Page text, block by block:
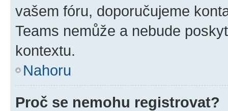
vašem fóru, doporučujeme
Teams nemůže a nebude
kontextu.
Nahoru
Proč se nemohu registrovat?